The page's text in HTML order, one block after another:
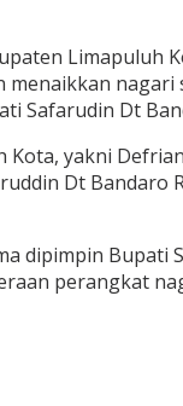
Limapuluh
Dt
yakni
Dt Bandaro
dipimpin Bupati
perangkat